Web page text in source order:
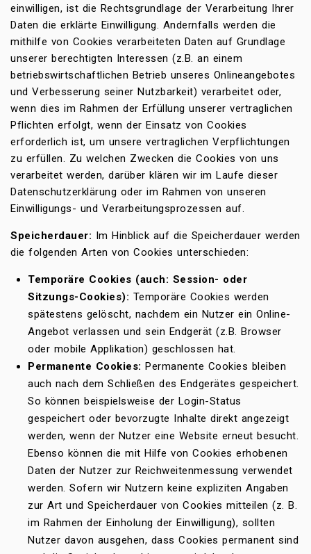
einwilligen, ist die Rechtsgrundlage der Verarbeitung Ihrer
Daten die erklärte Einwilligung. Andernfalls werden die
mithilfe von Cookies verarbeiteten Daten auf Grundlage
unserer berechtigten Interessen (z.B. an einem
betriebswirtschaftlichen Betrieb unseres Onlineangebotes
und Verbesserung seiner Nutzbarkeit) verarbeitet oder,
wenn dies im Rahmen der Erfüllung unserer vertraglichen
Pflichten erfolgt, wenn der Einsatz von Cookies
erforderlich ist, um unsere vertraglichen Verpflichtungen
zu erfüllen. Zu welchen Zwecken die Cookies von uns
verarbeitet werden, darüber klären wir im Laufe dieser
Datenschutzerklärung oder im Rahmen von unseren
Einwilligungs- und Verarbeitungsprozessen auf.
Speicherdauer: Im Hinblick auf die Speicherdauer werden
die folgenden Arten von Cookies unterschieden:
Temporäre Cookies (auch: Session- oder
Sitzungs-Cookies): Temporäre Cookies werden
spätestens gelöscht, nachdem ein Nutzer ein Online-
Angebot verlassen und sein Endgerät (z.B. Browser
oder mobile Applikation) geschlossen hat.
Permanente Cookies: Permanente Cookies bleiben
auch nach dem Schließen des Endgerätes gespeichert.
So können beispielsweise der Login-Status
gespeichert oder bevorzugte Inhalte direkt angezeigt
werden, wenn der Nutzer eine Website erneut besucht.
Ebenso können die mit Hilfe von Cookies erhobenen
Daten der Nutzer zur Reichweitenmessung verwendet
werden. Sofern wir Nutzern keine expliziten Angaben
zur Art und Speicherdauer von Cookies mitteilen (z. B.
im Rahmen der Einholung der Einwilligung), sollten
Nutzer davon ausgehen, dass Cookies permanent sind